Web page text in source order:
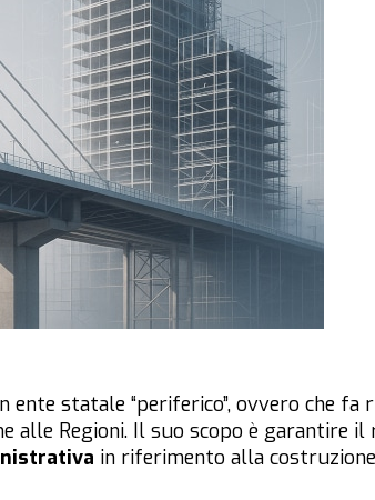
ente statale “periferico”, ovvero che fa
alle Regioni. Il suo scopo è garantire
in riferimento alla